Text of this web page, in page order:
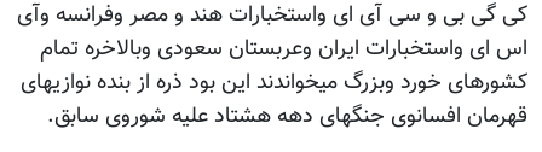
کی گی بی و سی آی ای واستخبارات هند و مصر وفرانسه وآی
اس ای واستخبارات ایران وعربستان سعودی وبالاخره تمام
کشورهای خورد وبزرگ میخواندند این بود ذره از بنده نوازیهای
قهرمان افسانوی جنگهای دهه هشتاد علیه شوروی سابق.